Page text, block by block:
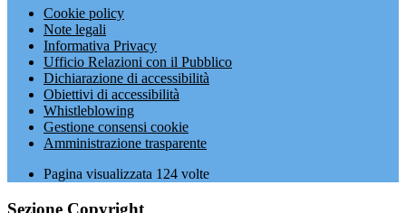
Cookie policy
Note legali
Informativa Privacy
Ufficio Relazioni con il Pubblico
Dichiarazione di accessibilità
Obiettivi di accessibilità
Whistleblowing
Gestione consensi cookie
Amministrazione trasparente
Pagina visualizzata 124 volte
Sezione Copyright